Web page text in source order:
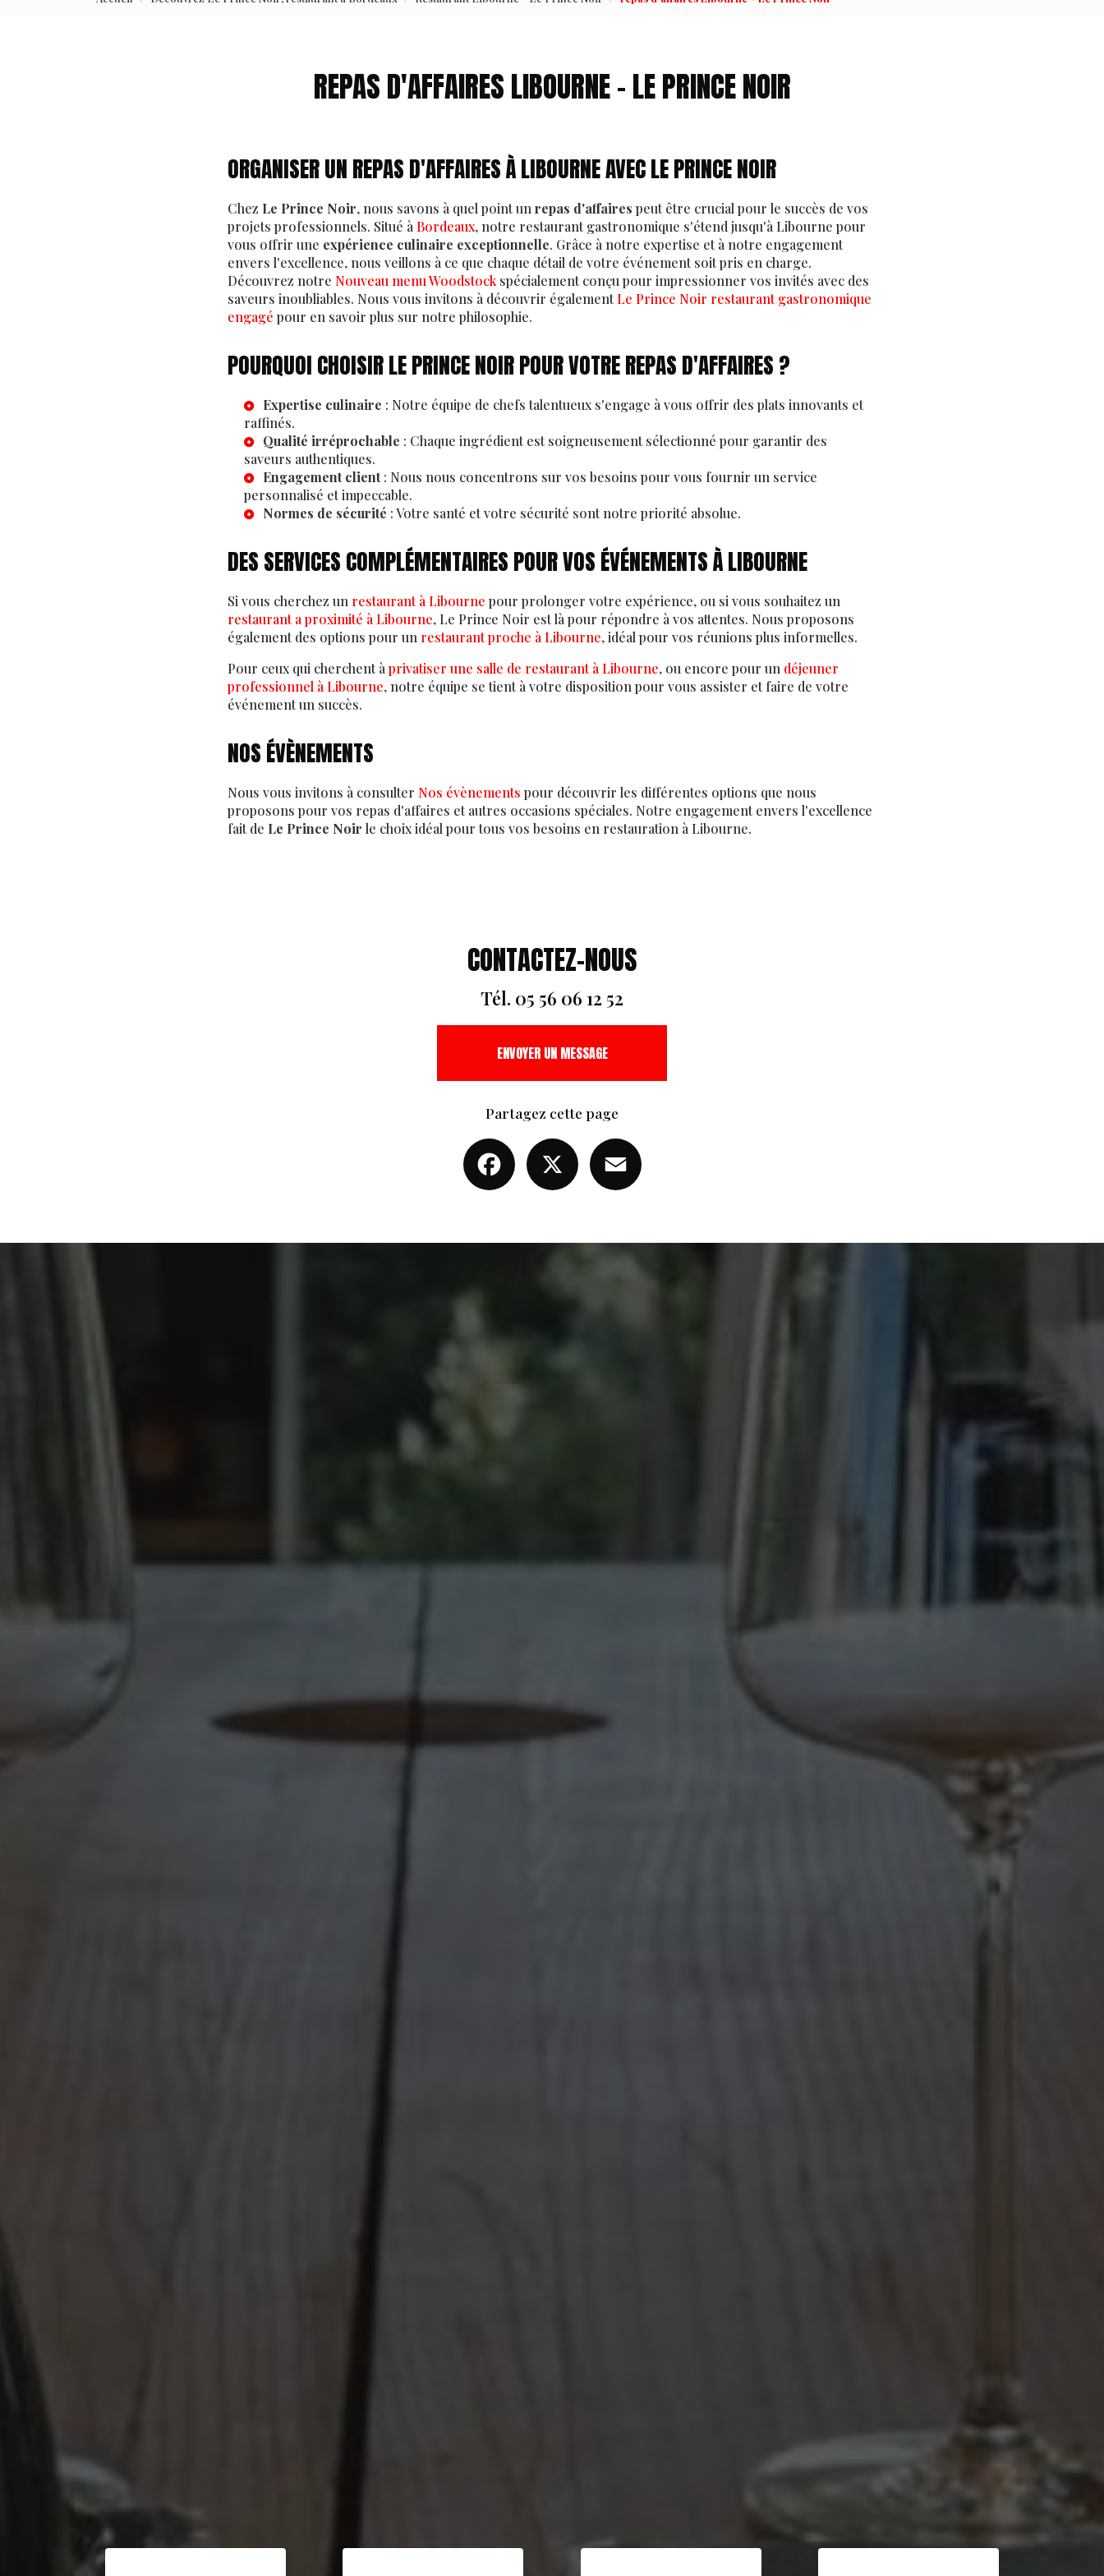
REPAS D'AFFAIRES LIBOURNE - LE PRINCE NOIR
ORGANISER UN REPAS D'AFFAIRES À LIBOURNE AVEC LE PRINCE NOIR
Chez Le Prince Noir, nous savons à quel point unrepas d'affaires peut être crucial pour le succès de vos
projets professionnels. Situé à Bordeaux, notre restaurant gastronomique s'étend jusqu'à Libourne pour
vous offrir une expérience culinaire exceptionnelle. Grâce à notre expertise et à notre engagement
envers l'excellence, nous veillons à ce que chaque détail de votre événement soit pris en charge.
Découvrez notre Nouveau menu Woodstockspécialement conçu pour impressionner vos invités avec des
saveurs inoubliables. Nous vous invitons à découvrir égalementLe Prince Noir restaurant gastronomique
engagé pour en savoir plus sur notre philosophie.
POURQUOI CHOISIR LE PRINCE NOIR POUR VOTRE REPAS D'AFFAIRES ?
Expertise culinaire : Notre équipe de chefs talentueux s'engage à vous offrir des plats innovants et
raffinés.
Qualité irréprochable : Chaque ingrédient est soigneusement sélectionné pour garantir des
saveurs authentiques.
Engagement client: Nous nous concentrons sur vos besoins pour vous fournir un service
personnalisé et impeccable.
Normes de sécurité : Votre santé et votre sécurité sont notre priorité absolue.
DES SERVICES COMPLÉMENTAIRES POUR VOS ÉVÉNEMENTS À LIBOURNE
Si vous cherchez un restaurant à Libourne pour prolonger votre expérience, ou si vous souhaitez un
restaurant a proximité à Libourne, Le Prince Noir est là pour répondre à vos attentes. Nous proposons
également des options pour un restaurant proche à Libourne, idéal pour vos réunions plus informelles.
Pour ceux qui cherchent àprivatiser une salle de restaurant à Libourne, ou encore pour un déjeuner
professionnel à Libourne, notre équipe se tient à votre disposition pour vous assister et faire de votre
événement un succès.
NOS ÉVÈNEMENTS
Nous vous invitons à consulter Nos évènements pour découvrir les différentes options que nous
proposons pour vos repas d'affaires et autres occasions spéciales. Notre engagement envers l'excellence
fait de Le Prince Noir le choix idéal pour tous vos besoins en restauration à Libourne.
CONTACTEZ-NOUS
Tél. 05 56 06 12 52
ENVOYER UN MESSAGE
Partagez cette page
Facebook